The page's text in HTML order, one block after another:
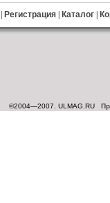
Регистрация| Каталог|
©2004—2007. ULMAG.RU